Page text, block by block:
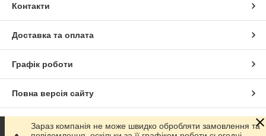
Контакти
Доставка та оплата
Графік роботи
Повна версія сайту
Сайт створено на маркетплейсі Prom.ua
Зараз компанія не може швидко обробляти замовлення та